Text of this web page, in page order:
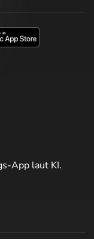
App laut KI.